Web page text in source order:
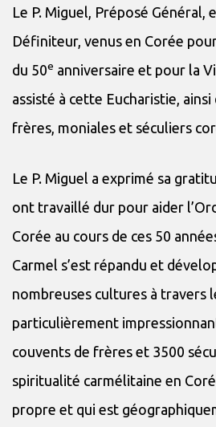
Le P. Miguel, Préposé Général,
Définiteur, venus en Corée
du 50e anniversaire et pour la
assisté à cette Eucharistie,
frères, moniales et séculiers
Le P. Miguel a exprimé sa
ont travaillé dur pour aider
Corée au cours de ces 50
Carmel s’est répandu et
nombreuses cultures à travers
particulièrement
couvents de frères et 3500
spiritualité carmélitaine en
propre et qui est